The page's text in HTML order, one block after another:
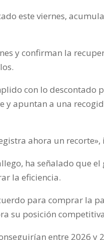
este viernes,
y confirman la
con lo descontado
apuntan a una
ahora un
ha señalado que
la eficiencia.
para comprar la
su posición
entre 2026